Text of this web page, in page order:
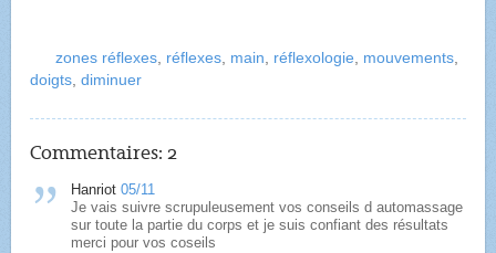
zones réflexes réflexes main réflexologie mouvements
doigts ,diminuer
Commentaires:2
Hanriot 05/11
Je vais suivre scrupuleusement vos conseils d automassage
sur toute la partie du corps et je suis confiant des résultats
merci pour vos coseils